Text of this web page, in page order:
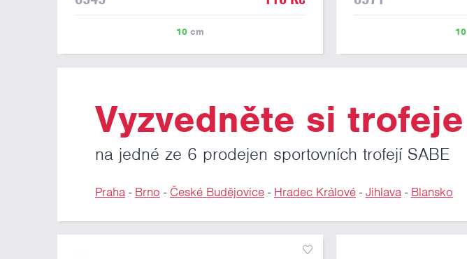
10cm 10
Vyzvedněte si trofeje
na jedné ze 6 prodejen sportovních trofejí SABE
Praha- Brno - České Budějovice- Hradec Králové-Jihlava- Blansko